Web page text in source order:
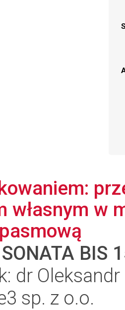
własnym w
SONATA BIS
dr
sp. z o.o.